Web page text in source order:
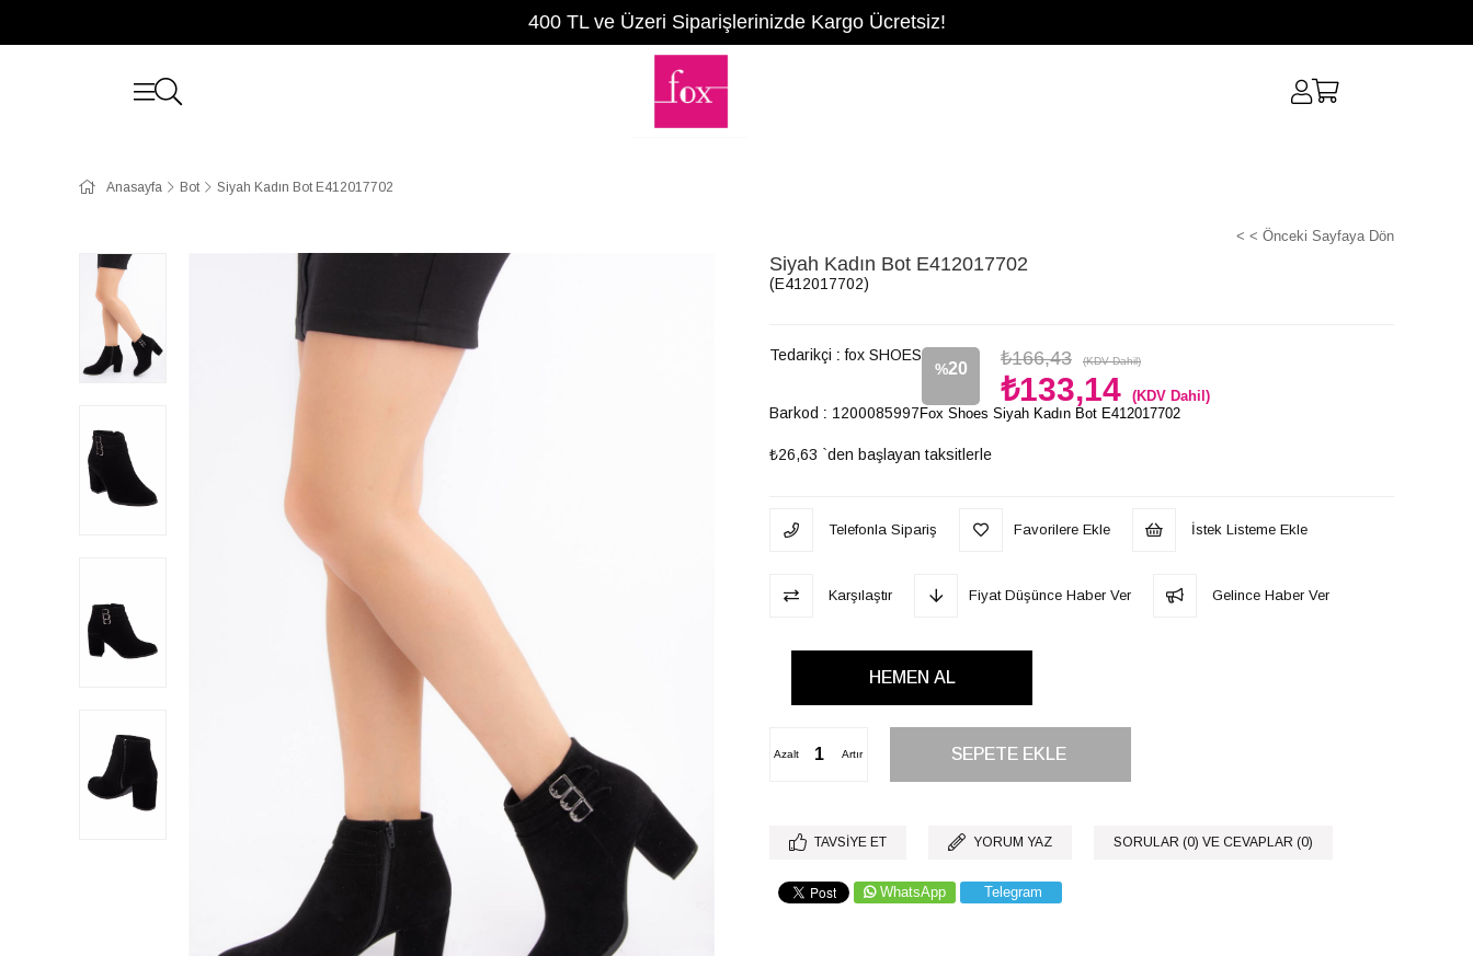
400 TL ve Üzeri Siparişlerinizde Kargo Ücretsiz!
Anasayfa Bot Siyah Kadın Bot E412017702
< < Önceki Sayfaya Dön
Siyah Kadın Bot E412017702
(E412017702)
Tedarikçi : fox SHOES
%20
İndirim
₺166,43 (KDV Dahil)
₺133,14 (KDV Dahil)
Barkod : 1200085997
₺26,63 `den başlayan taksitlerle
Fox Shoes Siyah Kadın Bot E412017702
Telefonla Sipariş Favorilere Ekle İstek Listeme Ekle
Karşılaştır Fiyat Düşünce Haber Ver Gelince Haber Ver
Artır
Azalt
TAVSIYE ET YORUM YAZ SORULAR (0) VE CEVAPLAR (0)
WhatsApp Telegram